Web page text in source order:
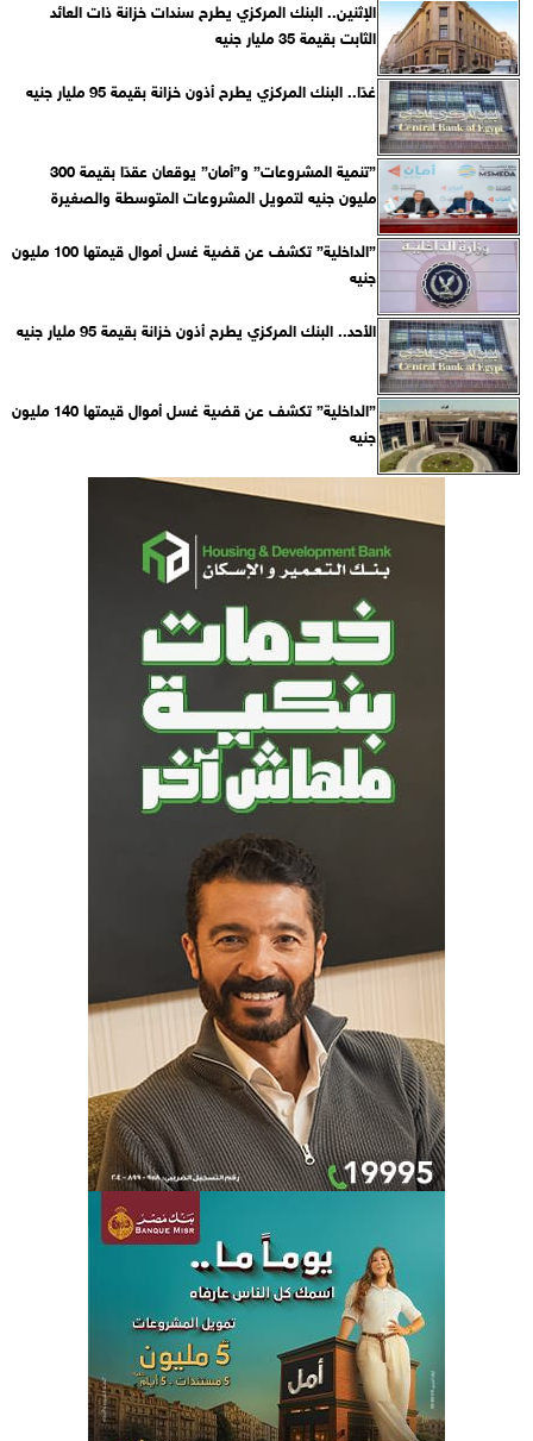
الإثنين.. البنك المركزي يطرح سندات خزانة ذات العائد
الثابت بقيمة 35 مليار جنيه
غدًا.. البنك المركزي يطرح أذون خزانة بقيمة 95 مليار جنيه
”تنمية المشروعات” و”أمان” يوقعان عقدًا بقيمة 300
مليون جنيه لتمويل المشروعات المتوسطة والصغيرة
”الداخلية” تكشف عن قضية غسل أموال قيمتها 100 مليون
جنيه
الأحد.. البنك المركزي يطرح أذون خزانة بقيمة 95 مليار جنيه
”الداخلية” تكشف عن قضية غسل أموال قيمتها 140 مليون
جنيه